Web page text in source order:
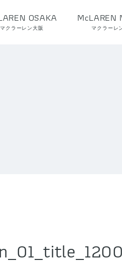
OSAKA
マクラーレン大阪
McLAREN
マクラーレ